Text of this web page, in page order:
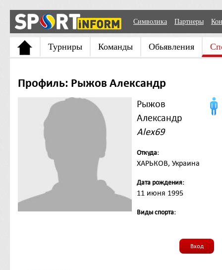
Символика Партнеры
Турниры Команды Обьявления
Профиль: Рыжов Александр
Рыжов
Александр
Alex69
Откуда:
ХАРЬКОВ, Украина
Дата рождения:
11 июня 1995
Виды спорта:
Вход